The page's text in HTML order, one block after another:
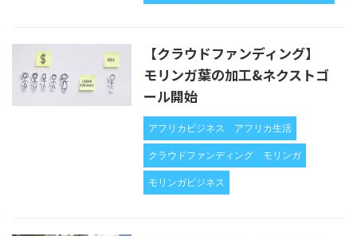
【クラウドファンディング】
モリンガ葉の加工&ネクストゴ
ール開始
アフリカビジネス アフリカ生活
クラウドファンディング モリンガ
モリンガビジネス